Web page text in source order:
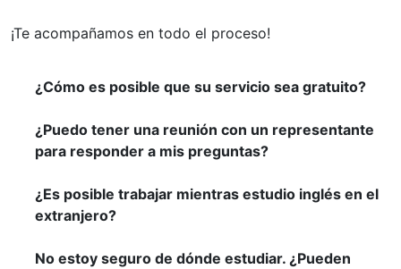
¡Te acompañamos en todo el proceso!
¿Cómo es posible que su servicio sea gratuito?
¿Puedo tener una reunión con un representante
para responder a mis preguntas?
¿Es posible trabajar mientras estudio inglés en el
extranjero?
No estoy seguro de dónde estudiar. ¿Pueden